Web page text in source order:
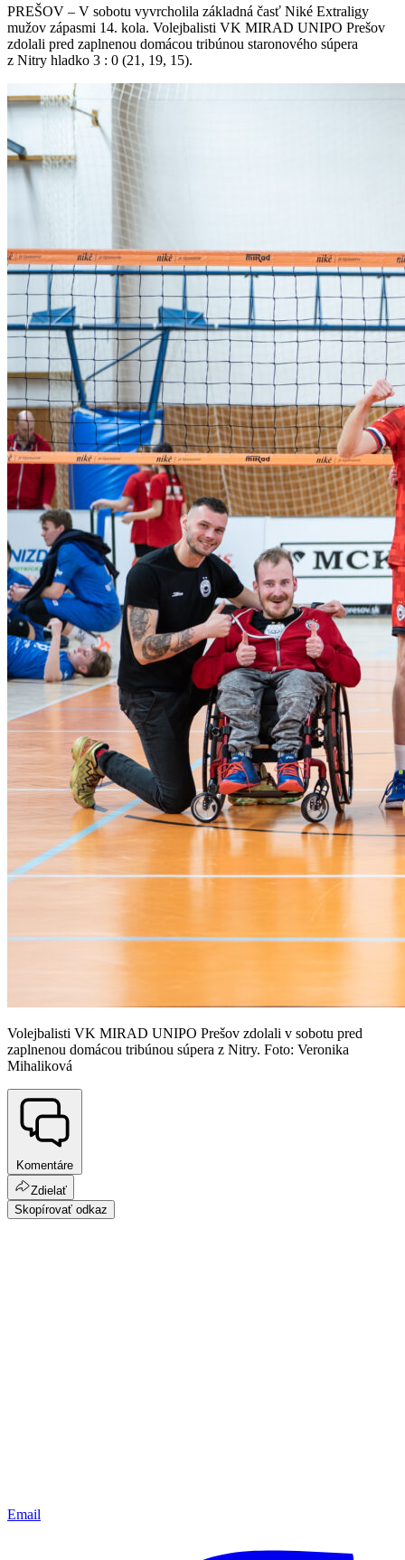
PREŠOV – V sobotu vyvrcholila základná časť Niké Extraligy
mužov zápasmi 14. kola. Volejbalisti VK MIRAD UNIPO Prešov
zdolali pred zaplnenou domácou tribúnou staronového súpera
z Nitry hladko 3 : 0 (21, 19, 15).
Volejbalisti VK MIRAD UNIPO Prešov zdolali v sobotu pred
zaplnenou domácou tribúnou súpera z Nitry. Foto: Veronika
Mihaliková
Komentáre
Zdielať
Skopírovať odkaz
Email